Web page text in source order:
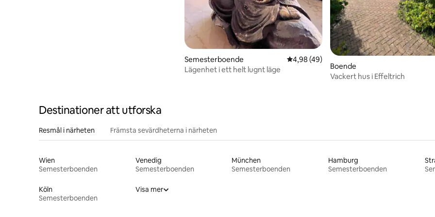
Semesterboende 4,98 av 5 i genomsnittligt betyg, 49
4,98 (49)
Lägenhet i ett helt lugnt läge
Boende
Vackert hus i Effeltrich
Destinationer att utforska
Resmål i närheten Främsta sevärdheterna i närheten
Wien
Semesterboenden
Venedig
Semesterboenden
München
Semesterboenden
Hamburg
Semesterboenden
Köln
Semesterboenden
Visa mer